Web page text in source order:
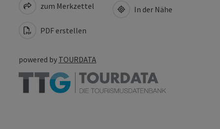
zum Merkzettel
PDF erstellen
In der Nähe
powered by TOURDATA